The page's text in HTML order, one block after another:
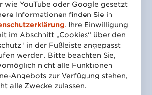
Stars 2026
wieder zwei Unternehmen mit
Award im Rahmen des REGAL
Wien ausgezeichnet. Die
besonders hohe Maßstäbe in
und konsequenter
im GS1 Sync Stammdatenpool
wie YouTube oder Google gesetzt
Informationen finden Sie in
. Ihre Einwilligung
im Abschnitt „Cookies“ über den
in der Fußleiste angepasst
werden. Bitte beachten Sie,
nicht alle Funktionen
Angebots zur Verfügung stehen,
alle Zwecke zulassen.